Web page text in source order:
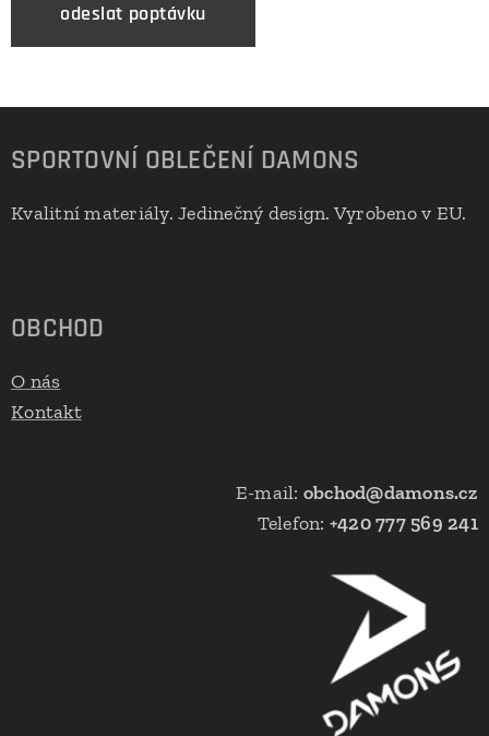
odeslat poptávku
SPORTOVNÍ OBLEČENÍ DAMONS
Kvalitní materiály. Jedinečný design. Vyrobeno v EU.
OBCHOD
O nás
Kontakt
E-mail: obchod@damons.cz
Telefon: +420 777 569 241